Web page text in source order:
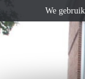
We